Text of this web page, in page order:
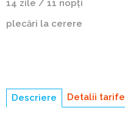
14 zile / 11 nopți
plecări la cerere
Descriere
Detalii tarife